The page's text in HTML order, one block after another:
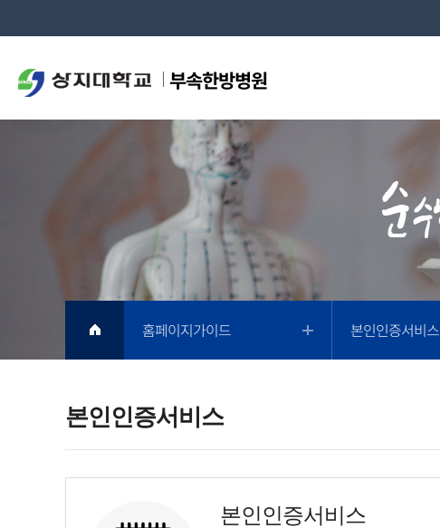
부속한방병원
본인인증서비스
홈페이지가이드 본인인증서비스
본인인증서비스